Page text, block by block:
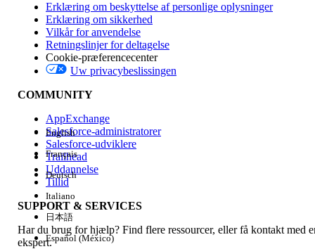
Version
Experience
Ryd alle Udført
Erklæring om beskyttelse af personlige oplysninger
Erklæring om sikkerhed
Vilkår for anvendelse
Retningslinjer for deltagelse
Cookie-præferencecenter
Uw privacybeslissingen
COMMUNITY
AppExchange
Salesforce-administratorer
Salesforce-udviklere
Trailhead
Uddannelse
Tillid
SUPPORT & SERVICES
Har du brug for hjælp? Find flere ressourcer, eller få kontakt med
ekspert.
English
Français
Deutsch
Italiano
日本語
Español (México)